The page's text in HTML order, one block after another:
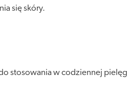
się skóry.
stosowania w codziennej